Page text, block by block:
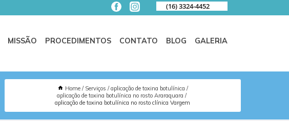
(16) 3324-4452
MISSÃO PROCEDIMENTOS CONTATO BLOG GALERIA
Home Serviços
aplicação de toxina botulínica
aplicação de toxina botulínica no rosto Araraquara
aplicação de toxina botulínica no rosto clínica Vargem